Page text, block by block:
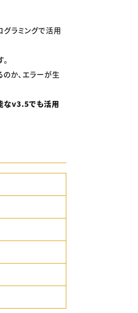
ラミングで活用
か、エラーが生
なv3.5でも活用